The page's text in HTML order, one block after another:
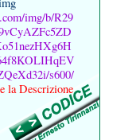
img/b/R29
s600/
la Descrizione